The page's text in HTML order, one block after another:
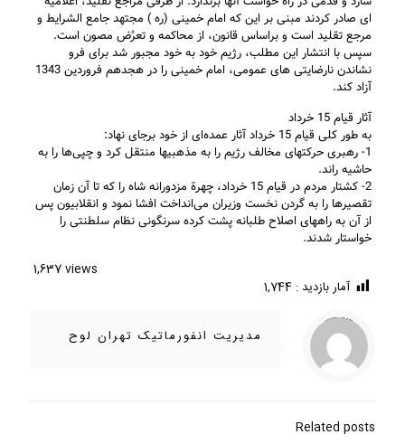
ای صادر کردند مبنی بر اين که امام خمينی (ره ) مجتهد جامع الشرايط و
مرجع تقليد است و براساس قانون، از محاکمه و تعرٌض مصون است.
سپس با انتشار اين مطلب، رژيم خود به خود مجبور شد برای فرو
نشاندن نارضايتی های عمومی، امام خمينی را در هجدهم فروردين 1343
آزاد کند.
آثار قیام 15 خرداد
به طور کلی قیام 15 خرداد آثار عمده‌ای از خود برجای نهاد:
1- رهبری حرکتهای مخالف رژیم را به مذهبیها منتقل کرد و چپی‌ها را به
حاشیه راند.
2- کشتار مردم در قیام 15 خرداد، چهرة مزدورانه شاه را که تا آن زمان
تقصیرها را به گردن نخست وزیران می‌انداخت افشا نمود و انقلابیون پس
از آن به راههای اصلاح طلبانه پشت کرده سرنگونی نظام سلطنتی را
خواستار شدند.
1,637 views
آمار بازدید : 1,744
Warning
/home/ifapasar/tehranloh1.ir/wp-content/themes/betheme-2196/includes/content-single.php
on line
286
مدیریت انفورماتیک تهران لوح
Related posts